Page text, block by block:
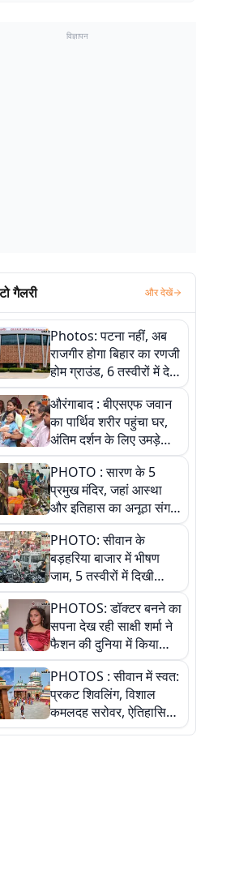
विज्ञापन
गैलरी और देखें
Photos: पटना नहीं, अब
राजगीर होगा बिहार का रणजी
होम ग्राउंड, 6 तस्वीरों में देखें
नए स्टेडियम की पूरी कहानी
औरंगाबाद : बीएसएफ जवान
का पार्थिव शरीर पहुंचा घर,
अंतिम दर्शन के लिए उमड़े
लोग
PHOTO : सारण के 5
प्रमुख मंदिर, जहां आस्था
और इतिहास का अनूठा संगम,
तस्वीरों में जानिए
PHOTO: सीवान के
बड़हरिया बाजार में भीषण
जाम, 5 तस्वीरों में दिखी
अव्यवस्था
PHOTOS: डॉक्टर बनने का
सपना देख रही साक्षी शर्मा ने
फैशन की दुनिया में किया
कमाल,जानिए बेगूसराय की
बेटी ने कैसे दी अपने सपनों
को उड़ान
PHOTOS : सीवान में स्वत:
प्रकट शिवलिंग, विशाल
कमलदह सरोवर, ऐतिहासिक
महेंद्रनाथ मंदिर और घंटाघर